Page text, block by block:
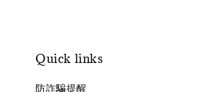
Quick links
防詐騙提醒